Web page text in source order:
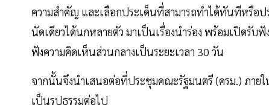
ความสำคัญ และเลือกประเด็นที่สามารถทำได้ทันทีหรือ
นัดเดียวได้นกหลายตัว มาเป็นเรื่องนำร่อง พร้อมเปิดรับ
ฟังความคิดเห็นส่วนกลางเป็นระยะเวลา 30 วัน
จากนั้นจึงนำเสนอต่อที่ประชุมคณะรัฐมนตรี (ครม.) ภายใ
เป็นรูปธรรมต่อไป